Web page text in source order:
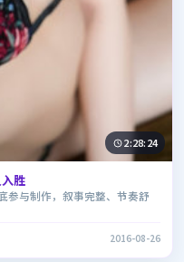
2:28:24
胜
参与制作，叙事完整、节奏舒
2016-08-26